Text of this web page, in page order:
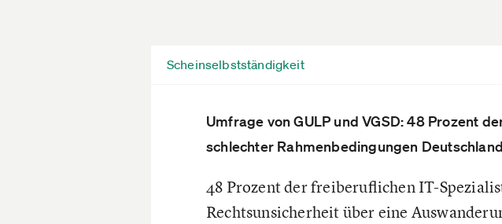
Scheinselbstständigkeit
Umfrage von GULP und VGSD: 48 Prozent
schlechter Rahmenbedingungen
48 Prozent der freiberuflichen IT-
Rechtsunsicherheit über eine